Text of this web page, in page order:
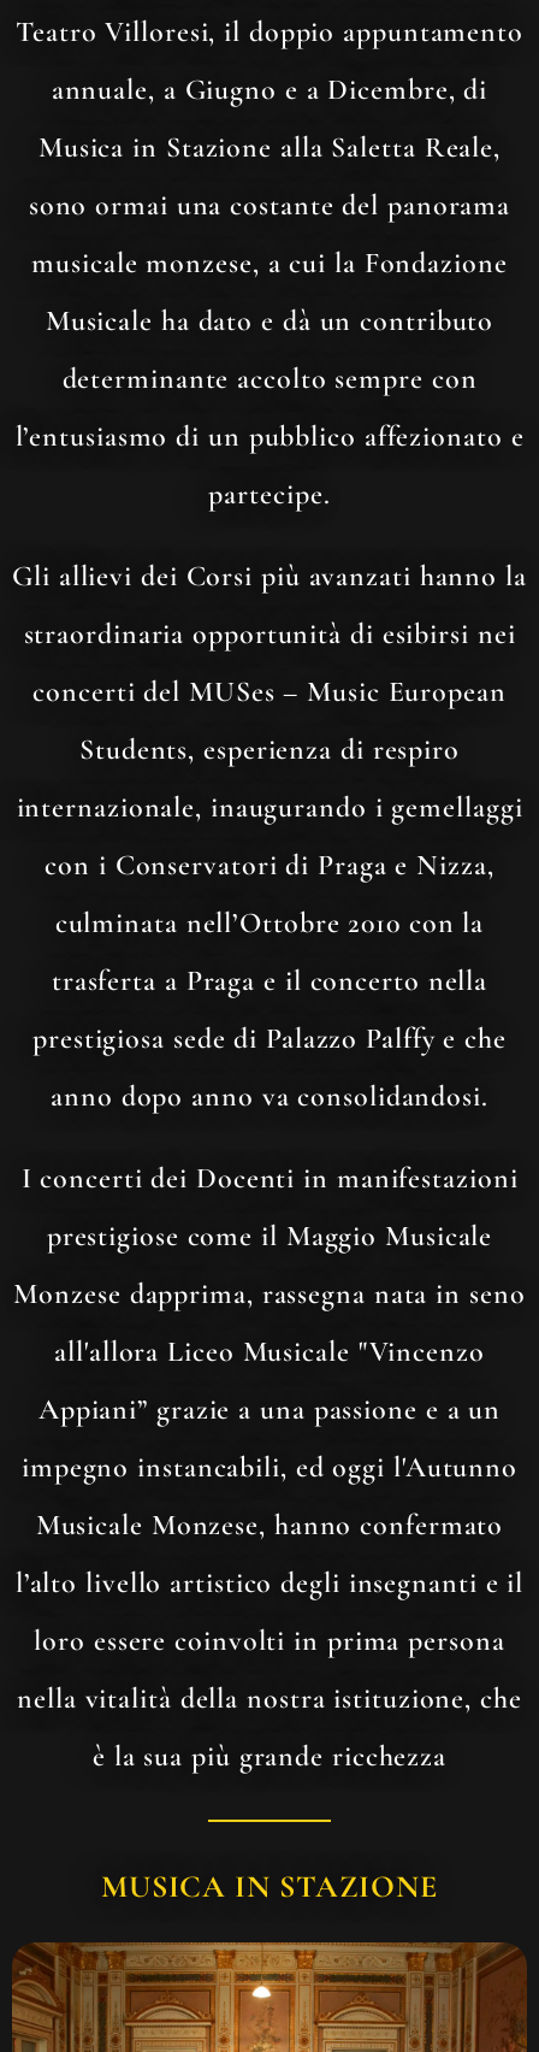
Teatro Villoresi, il doppio appuntamento
annuale, a Giugno e a Dicembre, di
Musica in Stazione alla Saletta Reale,
sono ormai una costante del panorama
musicale monzese, a cui la Fondazione
Musicale ha dato e dà un contributo
determinante accolto sempre con
l’entusiasmo di un pubblico affezionato e
partecipe.
Gli allievi dei Corsi più avanzati hanno la
straordinaria opportunità di esibirsi nei
concerti del MUSes – Music European
Students, esperienza di respiro
internazionale, inaugurando i gemellaggi
con i Conservatori di Praga e Nizza,
culminata nell’Ottobre 2010 con la
trasferta a Praga e il concerto nella
prestigiosa sede di Palazzo Palffy e che
anno dopo anno va consolidandosi.
I concerti dei Docenti in manifestazioni
prestigiose come il Maggio Musicale
Monzese dapprima, rassegna nata in seno
all'allora Liceo Musicale "Vincenzo
Appiani” grazie a una passione e a un
impegno instancabili, ed oggi l'Autunno
Musicale Monzese, hanno confermato
l’alto livello artistico degli insegnanti e il
loro essere coinvolti in prima persona
nella vitalità della nostra istituzione, che
è la sua più grande ricchezza
MUSICA IN STAZIONE